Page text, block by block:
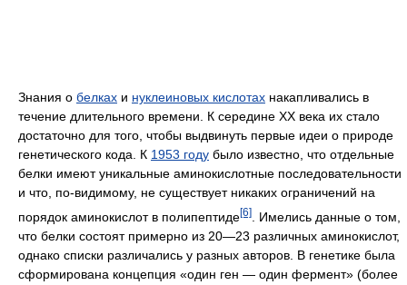
Знания о белках и нуклеиновых кислотах накапливались в
течение длительного времени. К середине XX века их стало
достаточно для того, чтобы выдвинуть первые идеи о природе
генетического кода. К 1953 году было известно, что отдельные
белки имеют уникальные аминокислотные последовательности
и что, по-видимому, не существует никаких ограничений на
порядок аминокислот в полипептиде[6]
. Имелись данные о том,
что белки состоят примерно из 20—23 различных аминокислот,
однако списки различались у разных авторов. В генетике была
сформирована концепция «один ген — один фермент» (более